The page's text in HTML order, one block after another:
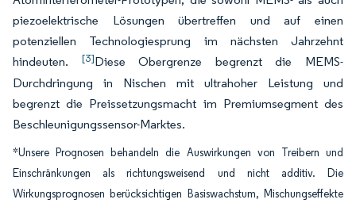
piezoelektrische Lösungen übertreffen und auf einen
potenziellen Technologiesprung im nächsten Jahrzehnt
hindeuten. [3]Diese Obergrenze begrenzt die MEMS-
Durchdringung in Nischen mit ultrahoher Leistung und
begrenzt die Preissetzungsmacht im Premiumsegment des
Beschleunigungssensor-Marktes.
*Unsere Prognosen behandeln die Auswirkungen von Treibern und
Einschränkungen als richtungsweisend und nicht additiv. Die
Wirkungsprognosen berücksichtigen Basiswachstum, Mischungseffekte